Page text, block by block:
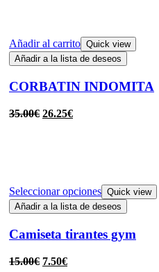
Añadir al carrito Quick view
Añadir a la lista de deseos
CORBATIN INDOMITA
35.00€ 26.25€
Seleccionar opciones Quick view
Añadir a la lista de deseos
Camiseta tirantes gym
15.00€ 7.50€